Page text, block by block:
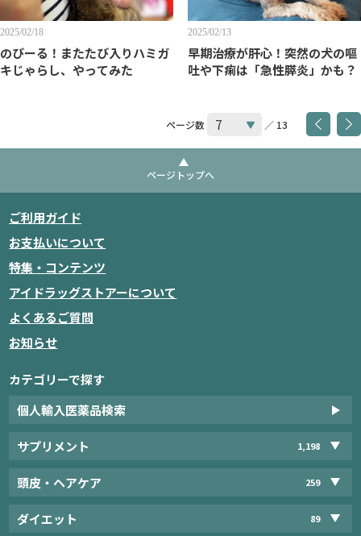
2025/02/18
のびーる！またたび入りハミガ
キじゃらし、やってみた
2025/02/13
早期治療が肝心！突然の犬の嘔
吐や下痢は「急性膵炎」かも？
ページ数 ／ 13
ページトップへ
ご利用ガイド
お支払いについて
特集・コンテンツ
アイドラッグストアーについて
よくあるご質問
お知らせ
カテゴリーで探す
個人輸入医薬品検索
サプリメント 1,198
頭皮・ヘアケア 259
ダイエット 89